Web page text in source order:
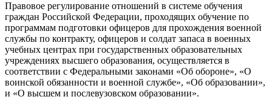
Правовое регулирование отношений в системе обучения
граждан Российской Федерации, проходящих обучение по
программам подготовки офицеров для прохождения военной
службы по контракту, офицеров и солдат запаса в военных
учебных центрах при государственных образовательных
учреждениях высшего образования, осуществляется в
соответствии с Федеральными законами «Об обороне», «О
воинской обязанности и военной службе», «Об образовании»,
и «О высшем и послевузовском образовании».